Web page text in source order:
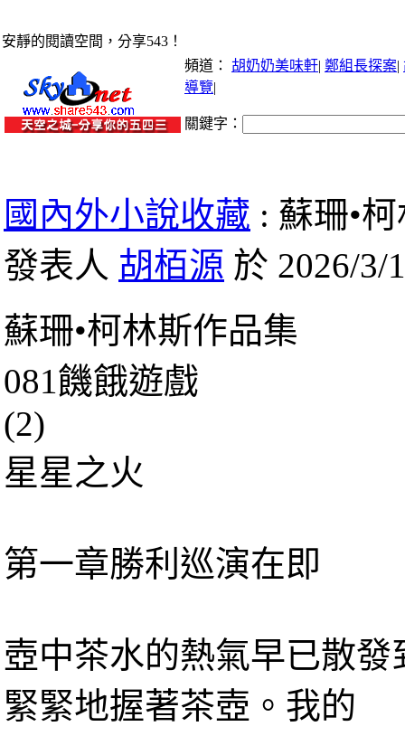
安靜的閱讀空間，分享543！
頻道： 胡奶奶美味軒| 鄭組長探案|
導覽|
關鍵字：
國內外小說收藏 : 蘇珊•
發表人 胡栢源 於 2026/3/
蘇珊•柯林斯作品集
081饑餓遊戲
(2)
星星之火
第一章勝利巡演在即
壺中茶水的熱氣早已散
緊緊地握著茶壺。我的